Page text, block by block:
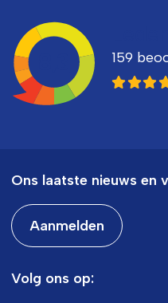
159
Ons laatste nieuws en
Aanmelden
Volg ons op: